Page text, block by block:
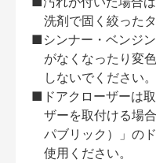
洗剤で固く絞った
■シンナー・ベンジ
がなくなったり変
しないでください。
■ドアクローザーは
ザーを取付ける場
パブリック）」の
使用ください。